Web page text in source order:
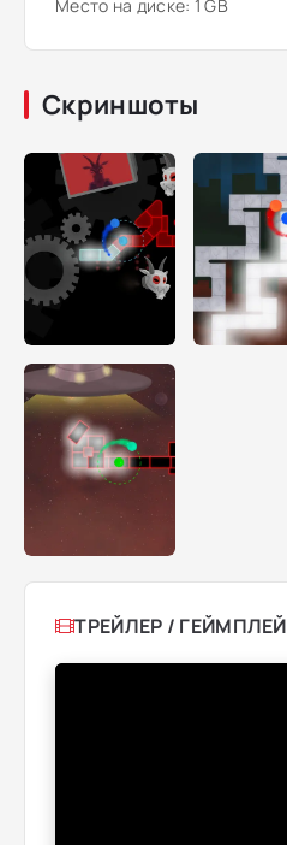
Место на диске: 1 GB
Скриншоты
ТРЕЙЛЕР / ГЕЙМПЛЕЙ